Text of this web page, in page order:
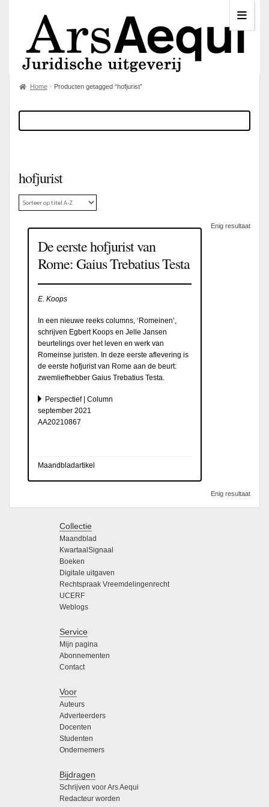
Home Producten getagged “hofjurist”
hofjurist
Enig resultaat
De eerste hofjurist van
Rome: Gaius Trebatius Testa
E. Koops
In een nieuwe reeks columns, ‘Romeinen’,
schrijven Egbert Koops en Jelle Jansen
beurtelings over het leven en werk van
Romeinse juristen. In deze eerste aflevering is
de eerste hofjurist van Rome aan de beurt:
zwemliefhebber Gaius Trebatius Testa.
Perspectief | Column
september 2021
AA20210867
Maandbladartikel
Enig resultaat
Collectie
Maandblad
KwartaalSignaal
Boeken
Digitale uitgaven
Rechtspraak Vreemdelingenrecht
UCERF
Weblogs
Service
Mijn pagina
Abonnementen
Contact
Voor
Auteurs
Adverteerders
Docenten
Studenten
Ondernemers
Bijdragen
Schrijven voor Ars Aequi
Redacteur worden